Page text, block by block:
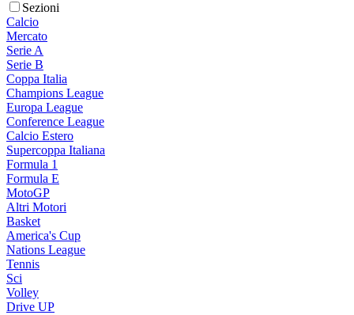
Sezioni
Calcio
Mercato
Serie A
Serie B
Coppa Italia
Champions League
Europa League
Conference League
Calcio Estero
Supercoppa Italiana
Formula 1
Formula E
MotoGP
Altri Motori
Basket
America's Cup
Nations League
Tennis
Sci
Volley
Drive UP